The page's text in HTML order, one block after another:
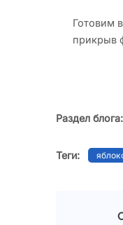
Готовим
прикрыв
Раздел блога:
Теги: